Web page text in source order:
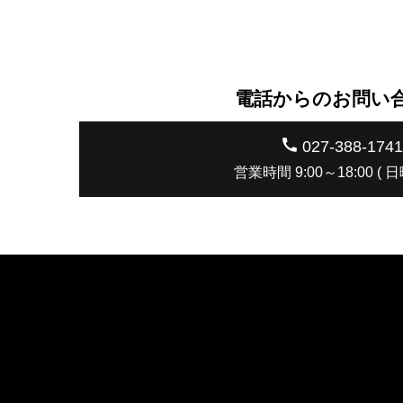
電話からのお問い
027-388-1741
営業時間 9:00～18:00 ( 日